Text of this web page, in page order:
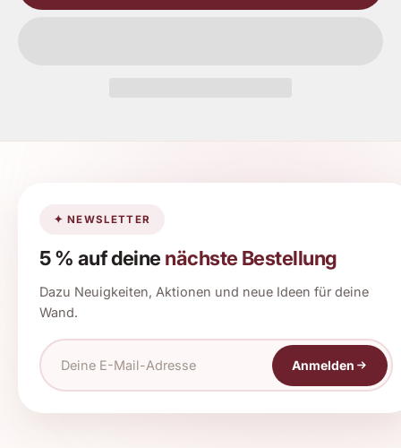
✦ NEWSLETTER
5 % auf deine nächste Bestellung
Dazu Neuigkeiten, Aktionen und neue Ideen für deine
Wand.
Anmelden